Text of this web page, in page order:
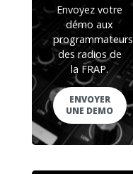
Envoyez votre
démo aux
programmateurs
des radios de
la FRAP.
ENVOYER
UNE DEMO